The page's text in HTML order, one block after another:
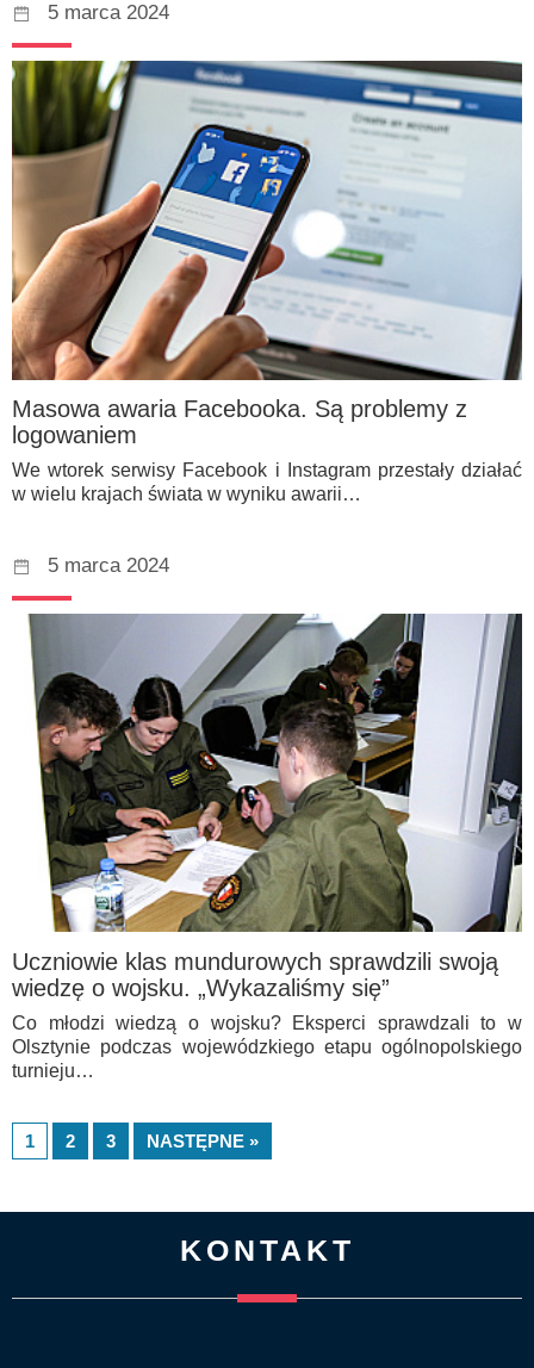
5 marca 2024
Masowa awaria Facebooka. Są problemy z
logowaniem
We wtorek serwisy Facebook i Instagram przestały działać
w wielu krajach świata w wyniku awarii…
5 marca 2024
Uczniowie klas mundurowych sprawdzili swoją
wiedzę o wojsku. „Wykazaliśmy się”
Co młodzi wiedzą o wojsku? Eksperci sprawdzali to w
Olsztynie podczas wojewódzkiego etapu ogólnopolskiego
turnieju…
1 2 3 NASTĘPNE »
KONTAKT